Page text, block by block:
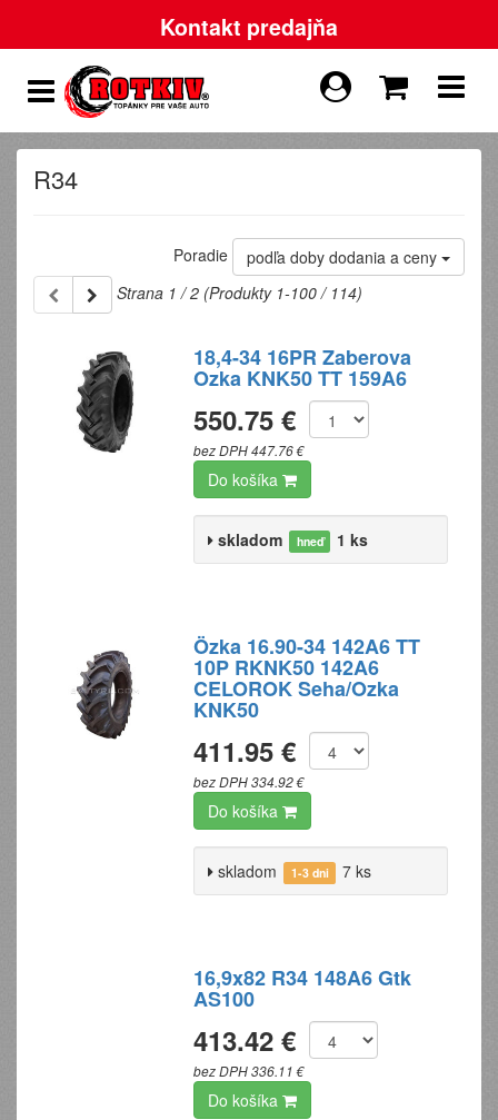
Kontakt predajňa
R34
Poradie
podľa doby dodania a ceny
Strana 1 / 2 (Produkty 1-100 / 114)
18,4-34 16PR Zaberova
Ozka KNK50 TT 159A6
550.75 €
bez DPH 447.76 €
Do košíka
skladom hneď 1 ks
Özka 16.90-34 142A6 TT
10P RKNK50 142A6
CELOROK Seha/Ozka
KNK50
411.95 €
bez DPH 334.92 €
Do košíka
skladom 1-3 dni 7 ks
16,9x82 R34 148A6 Gtk
AS100
413.42 €
bez DPH 336.11 €
Do košíka